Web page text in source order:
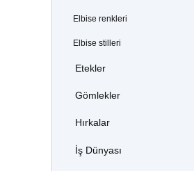
Elbise renkleri
Elbise stilleri
Etekler
Gömlekler
Hırkalar
İş Dünyası